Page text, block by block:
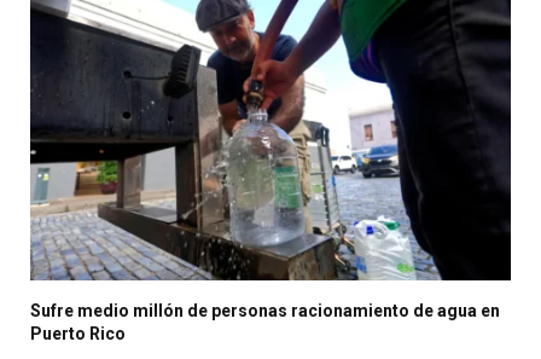
Sufre medio millón de personas racionamiento de agua en
Puerto Rico